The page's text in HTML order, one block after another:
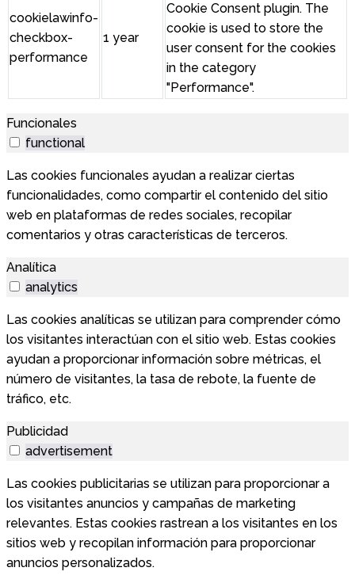
cookielawinfo-
checkbox-
performance
1 year
Cookie Consent plugin. The
cookie is used to store the
user consent for the cookies
in the category
"Performance".
Funcionales
functional
Las cookies funcionales ayudan a realizar ciertas
funcionalidades, como compartir el contenido del sitio
web en plataformas de redes sociales, recopilar
comentarios y otras características de terceros.
Analítica
analytics
Las cookies analíticas se utilizan para comprender cómo
los visitantes interactúan con el sitio web. Estas cookies
ayudan a proporcionar información sobre métricas, el
número de visitantes, la tasa de rebote, la fuente de
tráfico, etc.
Publicidad
advertisement
Las cookies publicitarias se utilizan para proporcionar a
los visitantes anuncios y campañas de marketing
relevantes. Estas cookies rastrean a los visitantes en los
sitios web y recopilan información para proporcionar
anuncios personalizados.